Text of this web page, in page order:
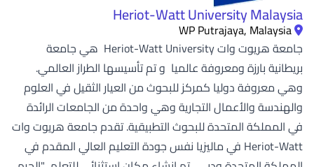
Heriot-Watt University Malaysia
WP Putrajaya, Malaysia
جامعة هريوت وات Heriot-Watt University هي جامعة
بريطانية بارزة ومعروفة عالميا و تم تأسيسها الطراز العالمي.
وهي معروفة دوليا كمركز للبحوث من العيار الثقيل في العلوم
والهندسة والأعمال التجارية وهي واحدة من الجامعات الرائدة
في المملكة المتحدة للبحوث التطبيقية. تقدم جامعة هريوت وات
Heriot-Watt في ماليزيا نفس جودة التعليم العالي المقدم في